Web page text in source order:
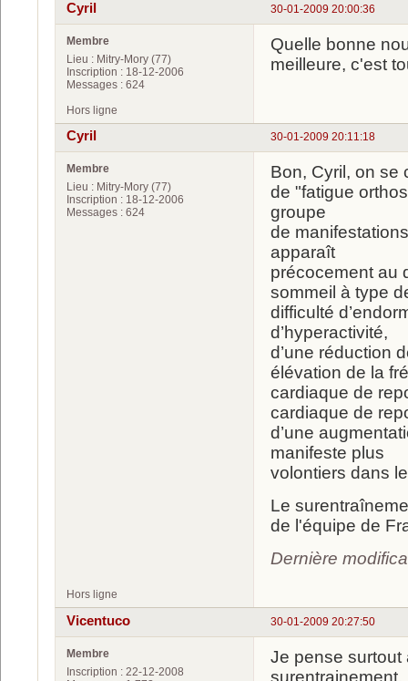
30-01-2009 20:00:36
Cyril
Membre
Lieu : Mitry-Mory (77)
Inscription : 18-12-2006
Messages : 624
Quelle bonne
meilleure, c'est
Hors ligne
30-01-2009 20:11:18
Cyril
Membre
Lieu : Mitry-Mory (77)
Inscription : 18-12-2006
Messages : 624
Bon, Cyril, on se
de "fatigue
groupe
de
apparaît
précocement au
sommeil à type
difficulté
d’hyperactivité,
d’une réduction
élévation de la
cardiaque de
cardiaque de
d’une
manifeste plus
volontiers dans
Le
de l'équipe de
Dernière
Hors ligne
30-01-2009 20:27:50
Vicentuco
Membre
Inscription : 22-12-2008
Je pense surtout